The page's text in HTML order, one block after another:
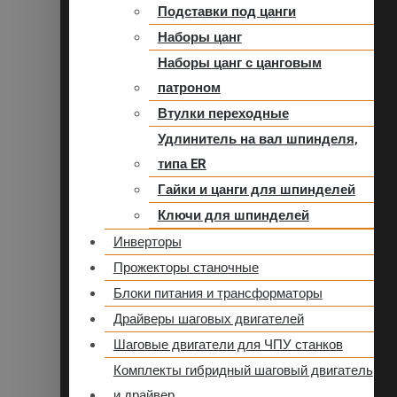
Подставки под цанги
Наборы цанг
Наборы цанг с цанговым
патроном
Втулки переходные
Удлинитель на вал шпинделя,
типа ER
Гайки и цанги для шпинделей
Ключи для шпинделей
Инверторы
Прожекторы станочные
Блоки питания и трансформаторы
Драйверы шаговых двигателей
Шаговые двигатели для ЧПУ станков
Комплекты гибридный шаговый двигатель